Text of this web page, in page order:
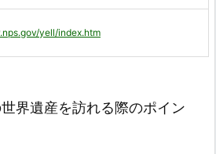
yell/index.htm
界遺産を訪れる際のポイン